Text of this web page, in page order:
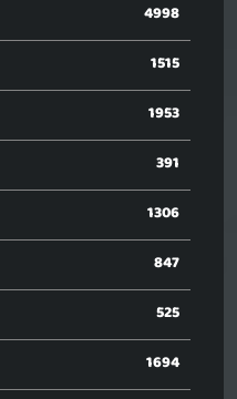
4998
1515
1953
391
1306
847
525
1694